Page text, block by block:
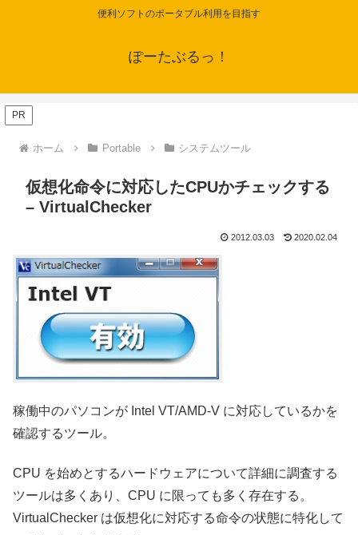
便利ソフトのポータブル利用を目指す
ぽーたぶるっ！
PR
ホーム Portable システムツール
仮想化命令に対応したCPUかチェックする
– VirtualChecker
2012.03.03 2020.02.04
稼働中のパソコンが Intel VT/AMD-V に対応しているかを
確認するツール。
CPU を始めとするハードウェアについて詳細に調査する
ツールは多くあり、CPU に限っても多く存在する。
VirtualChecker は仮想化に対応する命令の状態に特化して